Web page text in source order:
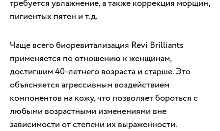
требуется увлажнение, а также коррекция морщин,
пигиентых пятен и т.д.
Чаще всего биоревитализация Revi Brilliants
применяется по отношению к женщинам,
достигшим 40-летнего возраста и старше. Это
объясняется агрессивным воздействием
компонентов на кожу, что позволяет бороться с
любыми возрастными изменениями вне
зависимости от степени их выраженности.